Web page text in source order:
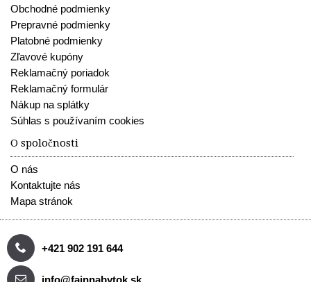
Obchodné podmienky
Prepravné podmienky
Platobné podmienky
Zľavové kupóny
Reklamačný poriadok
Reklamačný formulár
Nákup na splátky
Súhlas s používaním cookies
O spoločnosti
O nás
Kontaktujte nás
Mapa stránok
+421 902 191 644
info@fajnnabytok.sk